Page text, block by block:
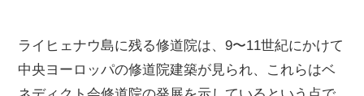
ライヒェナウ島に残る修道院は、9〜11世紀にかけて
中央ヨーロッパの修道院建築が見られ、これらはベ